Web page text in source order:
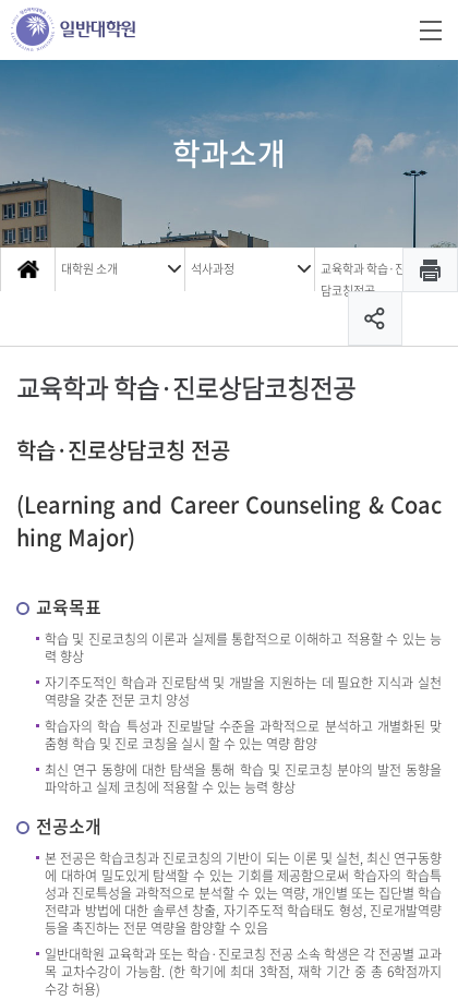
학과소개
대학원 소개 석사과정
교육학과 학습·진로상
담코칭전공
교육학과 학습·진로상담코칭전공
학습·진로상담코칭 전공
(Learning and Career Counseling & Coac
hing Major)
교육목표
학습 및 진로코칭의 이론과 실제를 통합적으로 이해하고 적용할 수 있는 능
력 향상
자기주도적인 학습과 진로탐색 및 개발을 지원하는 데 필요한 지식과 실천
역량을 갖춘 전문 코치 양성
학습자의 학습 특성과 진로발달 수준을 과학적으로 분석하고 개별화된 맞
춤형 학습 및 진로 코칭을 실시 할 수 있는 역량 함양
최신 연구 동향에 대한 탐색을 통해 학습 및 진로코칭 분야의 발전 동향을
파악하고 실제 코칭에 적용할 수 있는 능력 향상
전공소개
본 전공은 학습코칭과 진로코칭의 기반이 되는 이론 및 실천, 최신 연구동향
에 대하여 밀도있게 탐색할 수 있는 기회를 제공함으로써 학습자의 학습특
성과 진로특성을 과학적으로 분석할 수 있는 역량, 개인별 또는 집단별 학습
전략과 방법에 대한 솔루션 창출, 자기주도적 학습태도 형성, 진로개발역량
등을 촉진하는 전문 역량을 함양할 수 있음
일반대학원 교육학과 또는 학습·진로코칭 전공 소속 학생은 각 전공별 교과
목 교차수강이 가능함. (한 학기에 최대 3학점, 재학 기간 중 총 6학점까지
수강 허용)